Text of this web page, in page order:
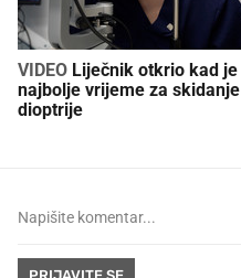
VIDEO
najbolje vrijeme za skidanje
dioptrije